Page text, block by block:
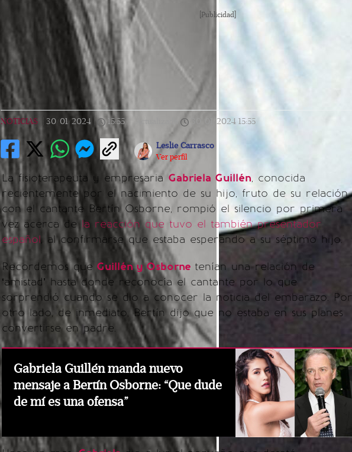
[Publicidad]
NOTICIAS 30/01/2024 15:55 30/01/2024 15:55
Leslie Carrasco
Ver perfil
La fisioterapeuta y empresaria Gabriela Guillén, conocida
recientemente por el nacimiento de su hijo, fruto de su relación
con el cantante Bertín Osborne, rompió el silencio por primera
vez acerca dela reacción que tuvo el también presentador
español, al confirmarse que estaba esperando a su séptimo hijo.
Recordemos que Guillén y Osborne tenían una relación de
‘amistad’ hasta donde reconocía el cantante por lo que
sorprendió cuando se dio a conocer la noticia del embarazo. Por
otro lado, de inmediato, Bertín dijo que no estaba en sus planes
convertirse en padre.
Gabriela Guillén manda nuevo
mensaje a Bertín Osborne: “Que dude
de mí es una ofensa”